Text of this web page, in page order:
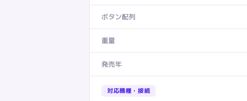
ボタン配列
重量
発売年
対応機種・接続